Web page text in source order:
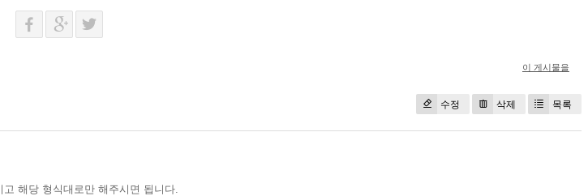
이 게시물을
수정 삭제 목록
해당 형식대로만 해주시면 됩니다.